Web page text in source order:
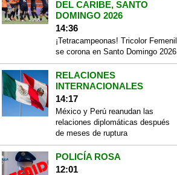
DEL CARIBE, SANTO
DOMINGO 2026
14:36
¡Tetracampeonas! Tricolor Femenil
se corona en Santo Domingo 2026
RELACIONES
INTERNACIONALES
14:17
México y Perú reanudan las
relaciones diplomáticas después
de meses de ruptura
POLICÍA ROSA
12:01